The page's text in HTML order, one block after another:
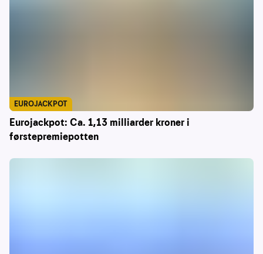
Eurojackpot: Ca. 1,13 milliarder kroner i
førstepremiepotten
EUROJACKPOT